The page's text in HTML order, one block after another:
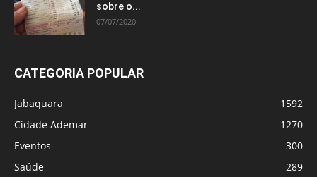
sobre o...
07/07/2020
CATEGORIA POPULAR
Jabaquara
1592
Cidade Ademar
1270
Eventos
300
Saúde
289